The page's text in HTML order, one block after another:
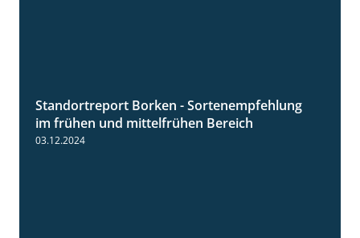
7:53
Standortreport Borken - Sortenempfehlung
im frühen und mittelfrühen Bereich
03.12.2024